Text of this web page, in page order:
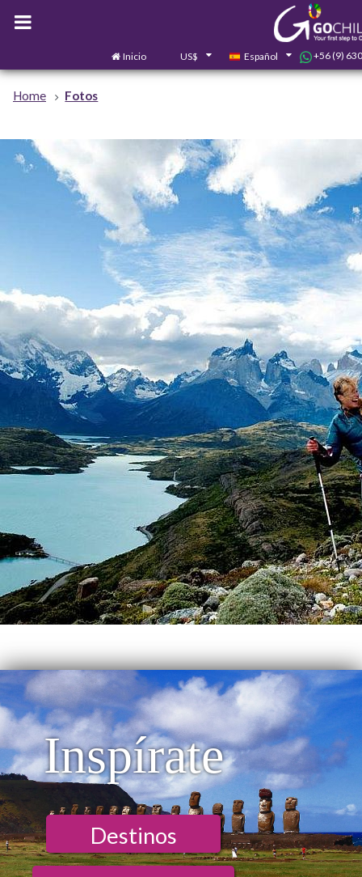
Inicio US$ Español +56 (9)
Home Fotos
Inspírate
Destinos